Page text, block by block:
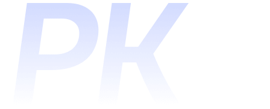
认知科